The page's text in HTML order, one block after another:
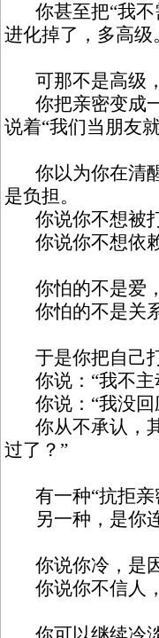
你甚至把“我不
进化掉了，多高级
可那不是高级，
你把亲密变成一
说着“我们当朋友
你以为你在清醒
是负担。
你说你不想被打
你说你不想依赖
你怕的不是爱，
你怕的不是关系
于是你把自己打
你说：“我不主
你说：“我没回
你从不承认，其
过了？”
有一种“抗拒亲
另一种，是你连
你说你冷，是因
你说你不信人，